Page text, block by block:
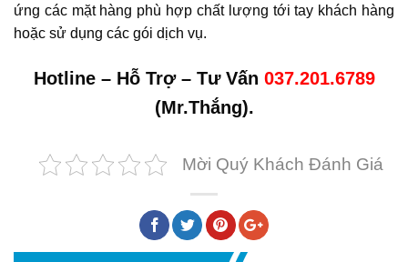
ứng các mặt hàng phù hợp chất lượng tới tay khách hàng
hoặc sử dụng các gói dịch vụ.
Hotline – Hỗ Trợ – Tư Vấn 037.201.6789
(Mr.Thắng).
Mời Quý Khách Đánh Giá